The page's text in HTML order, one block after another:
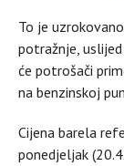
To je
potražnje,
će potrošači
na benzinskoj
Cijena barela
ponedjeljak